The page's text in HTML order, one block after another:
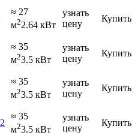
≈ 27
м22.64 кВт
узнать
цену
Купить
≈ 35
м23.5 кВт
узнать
цену
Купить
≈ 35
м23.5 кВт
узнать
цену
Купить
≈ 35
м23.5 кВт
узнать
цену
Купить